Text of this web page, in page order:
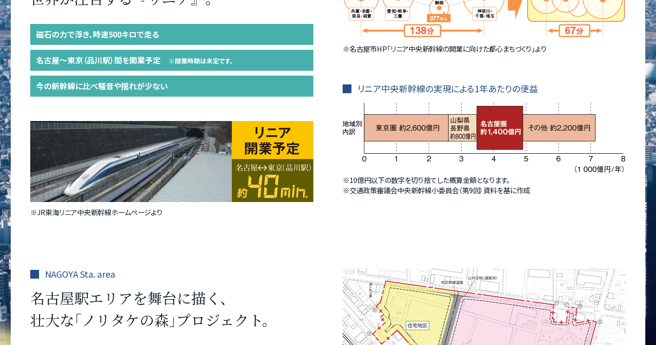
磁石の力で浮き、時速500キロで走る
名古屋〜東京（品川駅）間を開業予定 ※開業時期は未定です。
今の新幹線に比べ騒音や揺れが少ない
※JR東海リニア中央新幹線ホームぺージより
※名古屋市HP｢リニア中央新幹線の開業に向けた都心まちづくり｣より
リニア中央新幹線の実現による1年あたりの便益
※10億円以下の数字を切り捨てした概算金額となります。
※交通政策審議会中央新幹線小委員会（第9回）資料を基に作成
NAGOYA Sta. area
名古屋駅エリアを舞台に描く、
壮大な｢ノリタケの森｣プロジェクト。